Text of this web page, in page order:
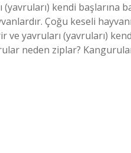
(yavruları) kendi
Çoğu keseli
ve yavruları (yavruları)
neden ziplar?